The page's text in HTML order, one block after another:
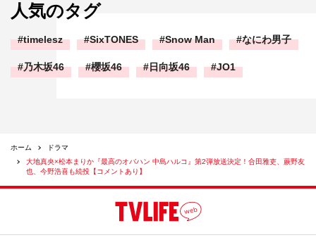
合田雅吏
人気のタグ
timelesz SixTONES Snow Man なにわ男子
乃木坂46 櫻坂46 日向坂46 JO1
ホーム
ドラマ
大地真央×松本まりか『最高のオバハン 中島ハルコ』第2弾放送決定！合田雅吏、蕨野友
也、今野浩喜も続投【コメントあり】